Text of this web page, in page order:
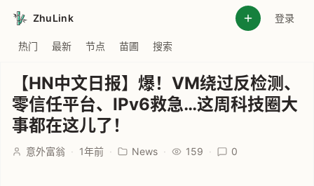
ZhuLink 登录
热门 最新 节点 苗圃 搜索
【HN中文日报】爆！VM绕过反检测、
零信任平台、IPv6救急…这周科技圈大
事都在这儿了！
意外富翁 · 1年前 · News · 159 · 0